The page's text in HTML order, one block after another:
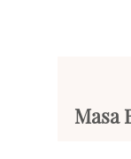
Masa